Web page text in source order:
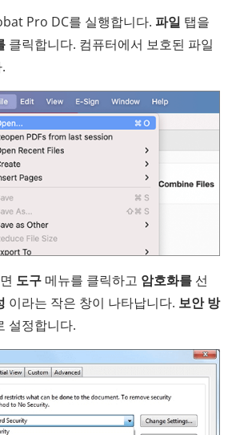
Pro DC를 실행합니다. 파일 탭을
클릭합니다. 컴퓨터에서 보호된 파일
도구 메뉴를 클릭하고 암호화를 선
이라는 작은 창이 나타납니다. 보안 방
설정합니다.